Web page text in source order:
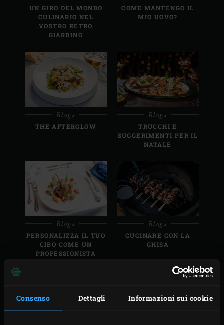
Consenso Dettagli Informazioni sui cookie
UN GIRO DEL MONDO
CULINARIO NEL
VOSTRO RETRO
GIARDINO
COME MANTENGO IL
MIO UOVO?
Blogs
THE AFTERGLOW
Blogs
TRUCCHI E
SUGGERIMENTI PER IL
NATALE
Blogs
PERSONALIZZA IL TUO
CIBO COME UN
PROFESSIONISTA
Blogs
CUCINARE CON LA
GHISA